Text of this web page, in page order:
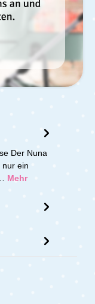
Der Nuna
nur ein
Mehr